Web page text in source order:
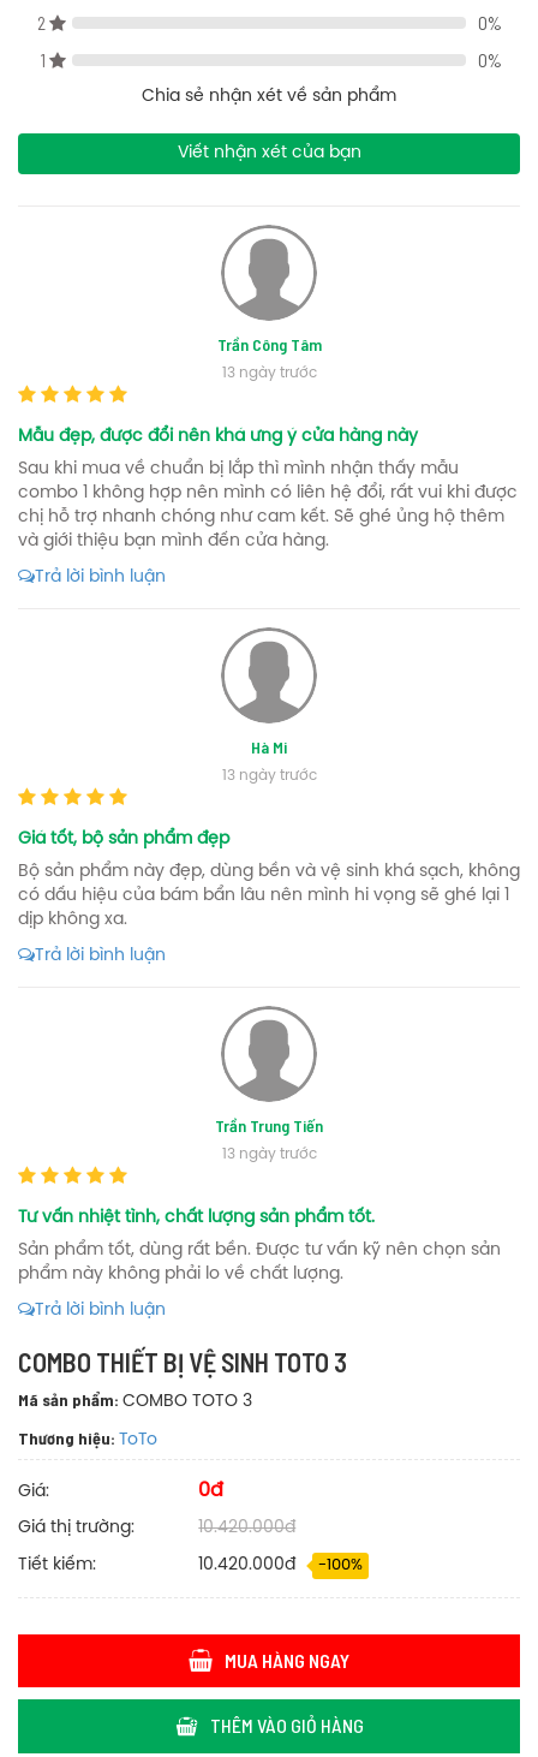
nước xả
Nhấn đôi
305mm
Thân dài, thân bán kín, hai khối
Men sứ vệ sinh, trắng bóng
2. CHẬU RỬA LAVABO TOTO LHT300CR TREO TƯỜNG
Đây là mã sản phẩm bán chạy nhất ToTo với thiết kế với lỗ
xả tràn, treo tường giúp dễ dàng vệ sinh. Lòng chậu sâu,
rộng rãi giúp thỏa mái khi sử dụng.
Kích thước
Trắng
Lỗ xả tràn, Lỗ bắt vòi trên chậu
Sứ vệ sinh
Xuất xứ Việt nam
3. VÒI LAVABO TOTO TVLM102NSR NÓNG LẠNH
Vòi Lavabo ToTo TVLM102NSR nóng lạnh với thiết kế nhỏ gọn,
chế độ tay gạt và độ bóng sáng như mới của chất liệu mạ.
Chất liệu lõi đồng cao cấp cho độ bền bỉ cao cùng với đó là
2
0%
1
0%
Chia sẻ nhận xét về sản phẩm
Viết nhận xét của bạn
Trần Công Tâm
13 ngày trước
Mẫu đẹp, được đổi nên khá ưng ý cửa hàng này
Sau khi mua về chuẩn bị lắp thì mình nhận thấy mẫu
combo 1 không hợp nên mình có liên hệ đổi, rất vui khi được
chị hỗ trợ nhanh chóng như cam kết. Sẽ ghé ủng hộ thêm
và giới thiệu bạn mình đến cửa hàng.
Trả lời bình luận
Hà Mi
13 ngày trước
Giá tốt, bộ sản phẩm đẹp
Bộ sản phẩm này đẹp, dùng bền và vệ sinh khá sạch, không
có dấu hiệu của bám bẩn lâu nên mình hi vọng sẽ ghé lại 1
dịp không xa.
Trả lời bình luận
Trần Trung Tiến
13 ngày trước
Tư vấn nhiệt tình, chất lượng sản phẩm tốt.
Sản phẩm tốt, dùng rất bền. Được tư vấn kỹ nên chọn sản
phẩm này không phải lo về chất lượng.
Trả lời bình luận
COMBO THIẾT BỊ VỆ SINH TOTO 3
Mã sản phẩm: COMBO TOTO 3
Thương hiệu: ToTo
Giá: 0đ
Giá thị trường: 10.420.000đ
Tiết kiếm: 10.420.000đ -100%
MUA HÀNG NGAY
THÊM VÀO GIỎ HÀNG